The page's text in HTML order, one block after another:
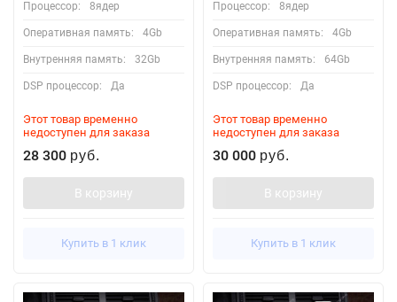
Процессор: 8ядер
Оперативная память: 4Gb
Внутренняя память: 32Gb
DSP процессор: Да
Этот товар временно
недоступен для заказа
28 300 руб.
В корзину
Купить в 1 клик
Процессор: 8ядер
Оперативная память: 4Gb
Внутренняя память: 64Gb
DSP процессор: Да
Этот товар временно
недоступен для заказа
30 000 руб.
В корзину
Купить в 1 клик